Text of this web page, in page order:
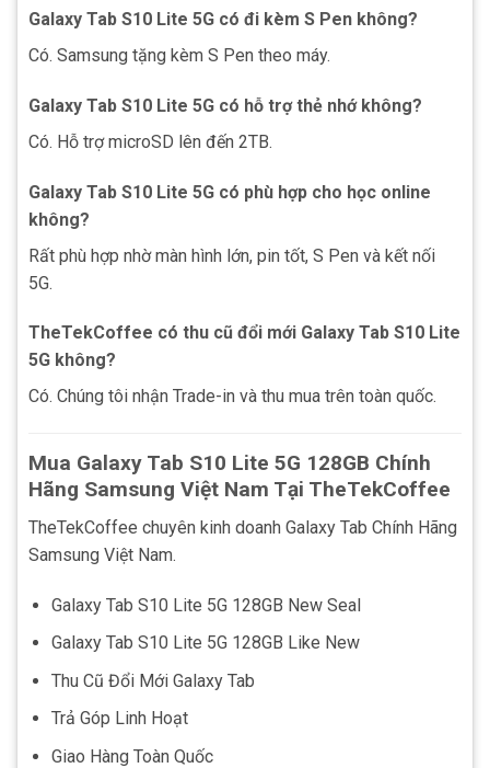
Galaxy Tab S10 Lite 5G có đi kèm S Pen không?
Có. Samsung tặng kèm S Pen theo máy.
Galaxy Tab S10 Lite 5G có hỗ trợ thẻ nhớ không?
Có. Hỗ trợ microSD lên đến 2TB.
Galaxy Tab S10 Lite 5G có phù hợp cho học online
không?
Rất phù hợp nhờ màn hình lớn, pin tốt, S Pen và kết nối
5G.
TheTekCoffee có thu cũ đổi mới Galaxy Tab S10 Lite
5G không?
Có. Chúng tôi nhận Trade-in và thu mua trên toàn quốc.
Mua Galaxy Tab S10 Lite 5G 128GB Chính
Hãng Samsung Việt Nam Tại TheTekCoffee
TheTekCoffee chuyên kinh doanh Galaxy Tab Chính Hãng
Samsung Việt Nam.
Galaxy Tab S10 Lite 5G 128GB New Seal
Galaxy Tab S10 Lite 5G 128GB Like New
Thu Cũ Đổi Mới Galaxy Tab
Trả Góp Linh Hoạt
Giao Hàng Toàn Quốc